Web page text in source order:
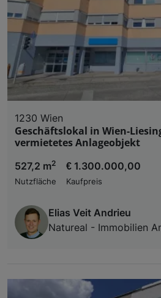
1230 Wien
Geschäftslokal in Wien-
vermietetes Anlageobjekt
527,2 m2
Nutzfläche
€ 1.300.000,00
Kaufpreis
Elias Veit Andrieu
Natureal - Immobilien